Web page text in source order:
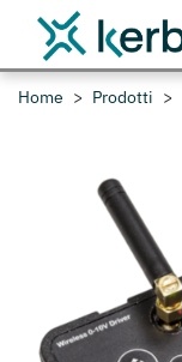
Home Prodotti